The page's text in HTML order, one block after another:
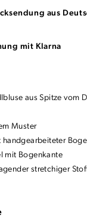
aus
mit Klarna
aus Spitze vom
Muster
handgearbeiteter
mit Bogenkante
stretchiger